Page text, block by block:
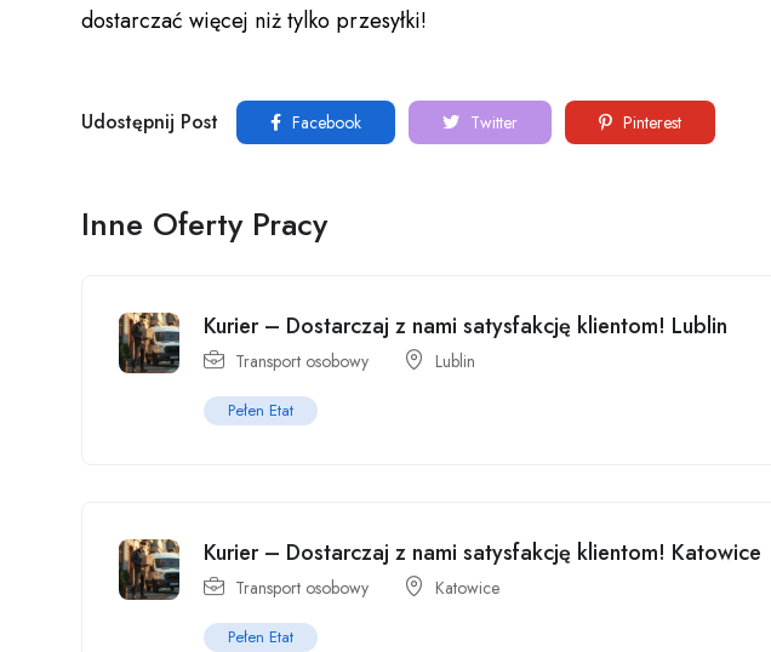
dostarczać więcej niż tylko przesyłki!
Udostępnij Post Facebook Twitter Pinterest
Inne Oferty Pracy
Kurier – Dostarczaj z nami satysfakcję klientom! Lublin
Transport osobowy Lublin
Pełen Etat
Kurier – Dostarczaj z nami satysfakcję klientom! Katowice
Transport osobowy Katowice
Pełen Etat